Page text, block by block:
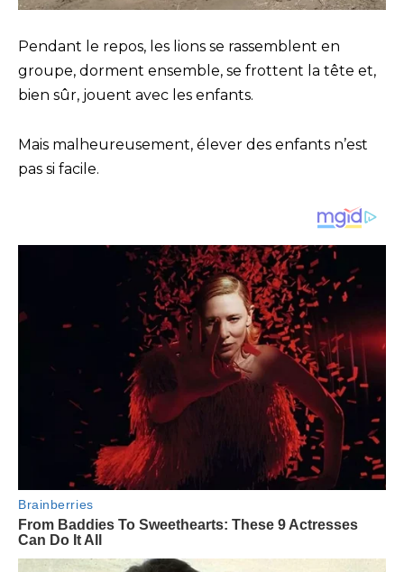
Pendant le repos, les lions se rassemblent en
groupe, dorment ensemble, se frottent la tête et,
bien sûr, jouent avec les enfants.
Mais malheureusement, élever des enfants n’est
pas si facile.